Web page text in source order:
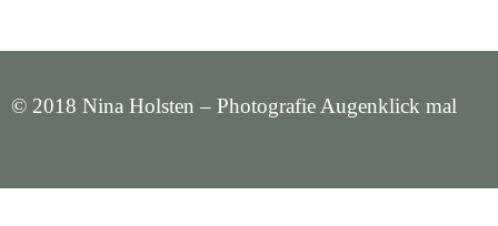
© 2018 Nina Holsten – Photografie Augenklick mal